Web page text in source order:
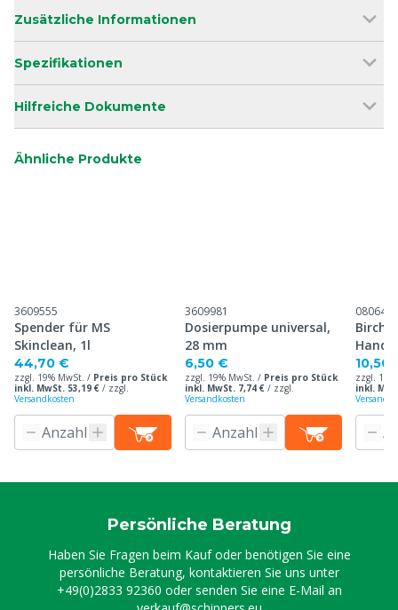
Zusätzliche Informationen
Spezifikationen
Hilfreiche Dokumente
Ähnliche Produkte
3609555
Spender für MS
Skinclean, 1l
44,70 €
zzgl. 19% MwSt. / Preis pro Stück
inkl. MwSt. 53,19 € / zzgl.
Versandkosten
3609981
Dosierpumpe universal,
28 mm
6,50 €
zzgl. 19% MwSt. / Preis pro Stück
inkl. MwSt. 7,74 € / zzgl.
Versandkosten
0806450
10,50
zzgl.
inkl.
Persönliche Beratung
Haben Sie Fragen beim Kauf oder benötigen Sie eine
persönliche Beratung, kontaktieren Sie uns unter
+49(0)2833 92360 oder senden Sie eine E-Mail an